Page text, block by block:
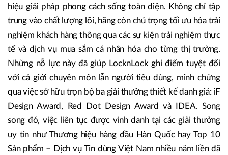
hiệu giải pháp phong cách sống toàn diện. Không chỉ tập
trung vào chất lượng lõi, hãng còn chú trọng tối ưu hóa trải
nghiệm khách hàng thông qua các sự kiện trải nghiệm thực
tế và dịch vụ mua sắm cá nhân hóa cho từng thị trường.
Những nỗ lực này đã giúp LocknLock ghi điểm tuyệt đối
với cả giới chuyên môn lẫn người tiêu dùng, minh chứng
qua việc sở hữu trọn bộ ba giải thưởng thiết kế danh giá: iF
Design Award, Red Dot Design Award và IDEA. Song
song đó, việc liên tục được vinh danh tại các giải thưởng
uy tín như Thương hiệu hàng đầu Hàn Quốc hay Top 10
Sản phẩm – Dịch vụ Tin dùng Việt Nam nhiều năm liền đã